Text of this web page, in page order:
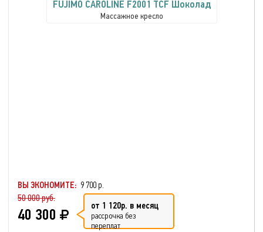
FUJIMO CAROLINE F2001 TCF Шоколад
Массажное кресло
ВЫ ЭКОНОМИТЕ: 9 700 р.
50 000 руб.
40 300 от 1 120р. в месяц
рассрочка без
переплат